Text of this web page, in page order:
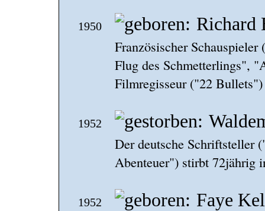
1950 Richard
Französischer
Flug des Schmetterlings",
Filmregisseur ("22
1952
Der deutsche Schriftsteller
Abenteuer") stirbt 72jährig
1952 Faye